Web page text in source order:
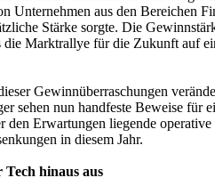
Unternehmen aus den Bereichen
Stärke sorgte. Die
die Marktrallye für die Zukunft auf
Gewinnüberraschungen
sehen nun handfeste Beweise für
den Erwartungen liegende
in diesem Jahr.
hinaus aus